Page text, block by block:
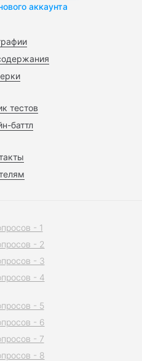
тестов
баттл
аккаунта
- 1
- 2
- 3
- 4
- 5
- 6
- 7
- 8